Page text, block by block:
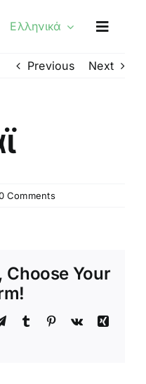
Ελληνικά
Previous Next
Comments
Choose Your
TelegramTumblr Pinterest
Vk
Xing